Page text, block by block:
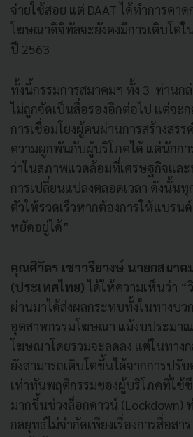
จ่ายใช้สอย แต่ DAAT ได้ทำการคา
โฆษณาดิจิทัลจะยังคงมีการเติบโตใ
ปี 2563
ทั้งนี้กรรมการสมาคมฯ ทั้ง 3 ท่านก
ไม่ถูกจัดเป็นสื่อรองอีกต่อไป แต่จะ
การเชื่อมโยงผู้คนผ่านการสร้างสรร
ความผูกพันกับผู้บริโภคได้ แต่นักกา
ว่าในสภาพแวดล้อมที่เศรษฐกิจแล
การเปลี่ยนแปลงตลอดเวลา ดังนั้น
ตัวให้รวดเร็วหากต้องการให้แบรน
หยัดอยู่ได้”
คุณศิวัตร เชาวรียวงษ์ นายกสมา
(ประเทศไทย) ได้ให้ความเห็นว่า
ผ่านมาได้ส่งผลกระทบทั้งในทางบว
อุตสาหกรรมโฆษณา แม้งบประมา
โฆษณาโดยรวมจะลดลง แต่ในทา
ยังสามารถเติบโตขึ้นได้จากการปรั
เท่าทันพฤติกรรมของผู้บริโภคที่ใช้
มากขึ้นช่วงล็อกดาวน์ (Lockdown)
กลยุทธ์ไม่จำกัดเพียงเรื่องการสื่อสา